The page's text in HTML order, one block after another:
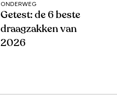
ONDERWEG
Getest: de 6 beste
draagzakken van
2026